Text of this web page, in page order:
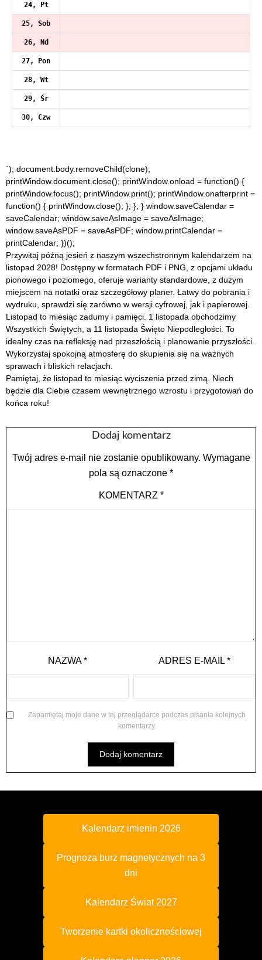
24, Pt
25, Sob
26, Nd
27, Pon
28, Wt
29, Śr
30, Czw
`); document.body.removeChild(clone);
printWindow.document.close(); printWindow.onload = function() {
printWindow.focus(); printWindow.print(); printWindow.onafterprint =
function() { printWindow.close(); }; }; } window.saveCalendar =
saveCalendar; window.saveAsImage = saveAsImage;
window.saveAsPDF = saveAsPDF; window.printCalendar =
printCalendar; })();
Przywitaj późną jesień z naszym wszechstronnym kalendarzem na
listopad 2028! Dostępny w formatach PDF i PNG, z opcjami układu
pionowego i poziomego, oferuje warianty standardowe, z dużym
miejscem na notatki oraz szczegółowy planer. Łatwy do pobrania i
wydruku, sprawdzi się zarówno w wersji cyfrowej, jak i papierowej.
Listopad to miesiąc zadumy i pamięci. 1 listopada obchodzimy
Wszystkich Świętych, a 11 listopada Święto Niepodległości. To
idealny czas na refleksję nad przeszłością i planowanie przyszłości.
Wykorzystaj spokojną atmosferę do skupienia się na ważnych
sprawach i bliskich relacjach.
Pamiętaj, że listopad to miesiąc wyciszenia przed zimą. Niech
będzie dla Ciebie czasem wewnętrznego wzrostu i przygotowań do
końca roku!
Dodaj komentarz
Twój adres e-mail nie zostanie opublikowany. Wymagane
pola są oznaczone *
KOMENTARZ *
NAZWA* ADRES E-MAIL*
Zapamiętaj moje dane w tej przeglądarce podczas pisania kolejnych
komentarzy.
Kalendarz imienin 2026
Prognoza burz magnetycznych na 3
dni
Kalendarz Świat 2027
Tworzenie kartki okolicznościowej